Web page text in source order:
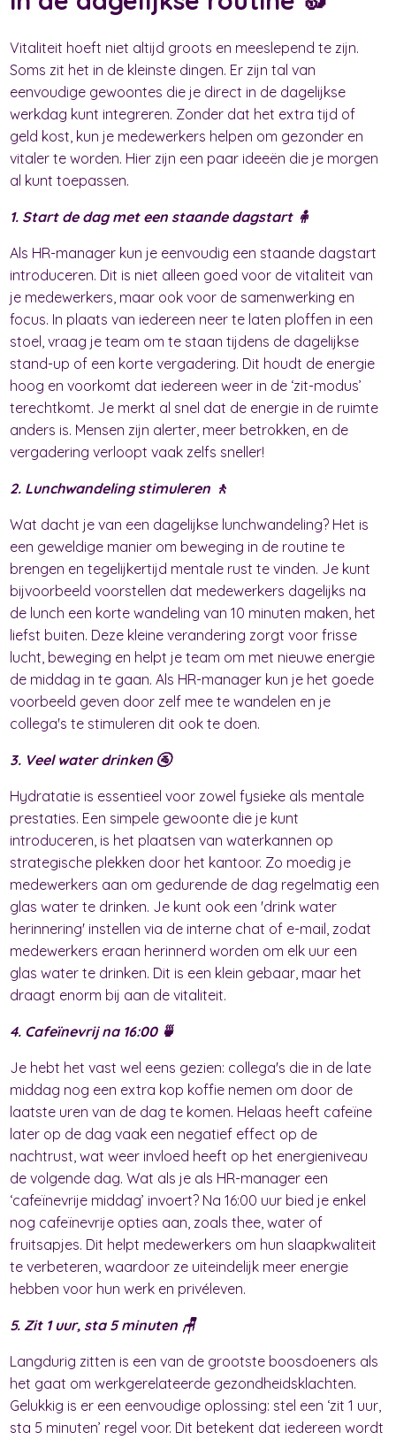
Vitaliteit hoeft niet altijd groots en meeslepend te zijn.
Soms zit het in de kleinste dingen. Er zijn tal van
eenvoudige gewoontes die je direct in de dagelijkse
werkdag kunt integreren. Zonder dat het extra tijd of
geld kost, kun je medewerkers helpen om gezonder en
vitaler te worden. Hier zijn een paar ideeën die je morgen
al kunt toepassen.
1. Start de dag met een staande dagstart 🧍
Als HR-manager kun je eenvoudig een staande dagstart
introduceren. Dit is niet alleen goed voor de vitaliteit van
je medewerkers, maar ook voor de samenwerking en
focus. In plaats van iedereen neer te laten ploffen in een
stoel, vraag je team om te staan tijdens de dagelijkse
stand-up of een korte vergadering. Dit houdt de energie
hoog en voorkomt dat iedereen weer in de ‘zit-modus’
terechtkomt. Je merkt al snel dat de energie in de ruimte
anders is. Mensen zijn alerter, meer betrokken, en de
vergadering verloopt vaak zelfs sneller!
2. Lunchwandeling stimuleren 🚶
Wat dacht je van een dagelijkse lunchwandeling? Het is
een geweldige manier om beweging in de routine te
brengen en tegelijkertijd mentale rust te vinden. Je kunt
bijvoorbeeld voorstellen dat medewerkers dagelijks na
de lunch een korte wandeling van 10 minuten maken, het
liefst buiten. Deze kleine verandering zorgt voor frisse
lucht, beweging en helpt je team om met nieuwe energie
de middag in te gaan. Als HR-manager kun je het goede
voorbeeld geven door zelf mee te wandelen en je
collega's te stimuleren dit ook te doen.
3. Veel water drinken 🚰
Hydratatie is essentieel voor zowel fysieke als mentale
prestaties. Een simpele gewoonte die je kunt
introduceren, is het plaatsen van waterkannen op
strategische plekken door het kantoor. Zo moedig je
medewerkers aan om gedurende de dag regelmatig een
glas water te drinken. Je kunt ook een 'drink water
herinnering' instellen via de interne chat of e-mail, zodat
medewerkers eraan herinnerd worden om elk uur een
glas water te drinken. Dit is een klein gebaar, maar het
draagt enorm bij aan de vitaliteit.
4. Cafeïnevrij na 16:00 🍵
Je hebt het vast wel eens gezien: collega's die in de late
middag nog een extra kop koffie nemen om door de
laatste uren van de dag te komen. Helaas heeft cafeïne
later op de dag vaak een negatief effect op de
nachtrust, wat weer invloed heeft op het energieniveau
de volgende dag. Wat als je als HR-manager een
‘cafeïnevrije middag’ invoert? Na 16:00 uur bied je enkel
nog cafeïnevrije opties aan, zoals thee, water of
fruitsapjes. Dit helpt medewerkers om hun slaapkwaliteit
te verbeteren, waardoor ze uiteindelijk meer energie
hebben voor hun werk en privéleven.
5. Zit 1 uur, sta 5 minuten 🪑
Langdurig zitten is een van de grootste boosdoeners als
het gaat om werkgerelateerde gezondheidsklachten.
Gelukkig is er een eenvoudige oplossing: stel een ‘zit 1 uur,
sta 5 minuten’ regel voor. Dit betekent dat iedereen wordt